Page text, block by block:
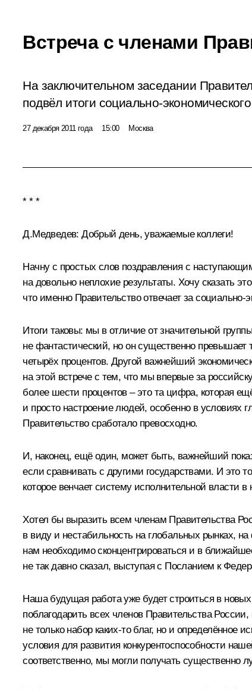
Встреча с членами
На заключительном заседании
подвёл итоги социально-
27 декабря 2011 года 15:00 Москва
* * *
Д.Медведев:Добрый день, уважаемые коллеги!
Начну с простых слов поздравления с
на довольно неплохие результаты. Хочу сказать
что именно Правительство отвечает за
Итоги таковы: мы в отличие от значительной
не фантастический, но он существенно
четырёх процентов. Другой важнейший
на этой встрече с тем, что мы впервые за
более шести процентов – это та цифра, которая
и просто настроение людей, особенно в условиях
Правительство сработало превосходно.
И, наконец, ещё один, может быть, важнейший
если сравнивать с другими государствами. И это
которое венчает систему исполнительной
Хотел бы выразить всем членам Правительства
в виду и нестабильность на глобальных рынках,
нам необходимо сконцентрироваться и в
не так давно сказал, выступая с Посланием к
Наша будущая работа уже будет строиться в
поблагодарить всех членов Правительства
не только набор каких‑то благ, но и определённое
условия для развития конкурентоспособности
соответственно, мы могли получать существенно